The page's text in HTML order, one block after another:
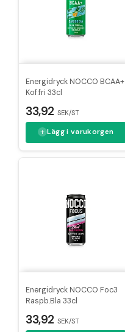
Energidryck NOCCO BCAA+
Kof.fri 33cl
33,92 SEK/ST
Lägg i varukorgen
Energidryck NOCCO Foc3
Raspb.Bla 33cl
33,92 SEK/ST